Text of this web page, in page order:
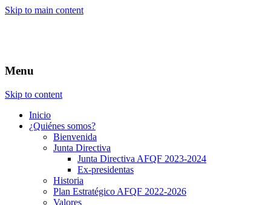
Skip to main content
Menu
Skip to content
Inicio
¿Quiénes somos?
Bienvenida
Junta Directiva
Junta Directiva AFQF 2023-2024
Ex-presidentas
Historia
Plan Estratégico AFQF 2022-2026
Valores